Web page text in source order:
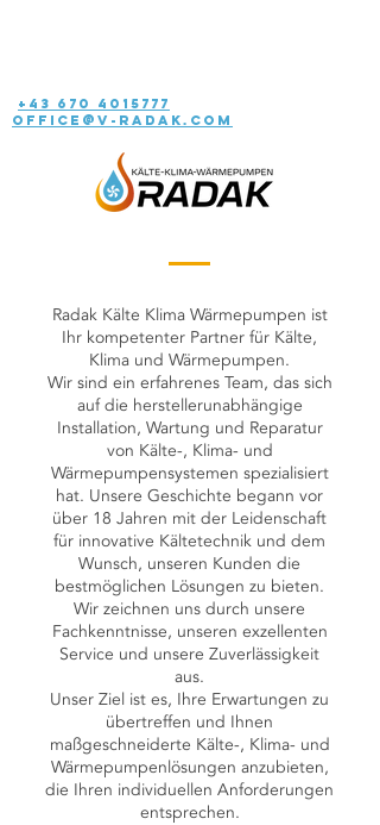
+43 670 4015777
office@v-radak.com
Über Uns
Radak Kälte Klima Wärmepumpen ist
Ihr kompetenter Partner für Kälte,
Klima und Wärmepumpen.
Wir sind ein erfahrenes Team, das sich
auf die herstellerunabhängige
Installation, Wartung und Reparatur
von Kälte-, Klima- und
Wärmepumpensystemen spezialisiert
hat. Unsere Geschichte begann vor
über 18 Jahren mit der Leidenschaft
für innovative Kältetechnik und dem
Wunsch, unseren Kunden die
bestmöglichen Lösungen zu bieten.
Wir zeichnen uns durch unsere
Fachkenntnisse, unseren exzellenten
Service und unsere Zuverlässigkeit
aus.
Unser Ziel ist es, Ihre Erwartungen zu
übertreffen und Ihnen
maßgeschneiderte Kälte-, Klima- und
Wärmepumpenlösungen anzubieten,
die Ihren individuellen Anforderungen
entsprechen.